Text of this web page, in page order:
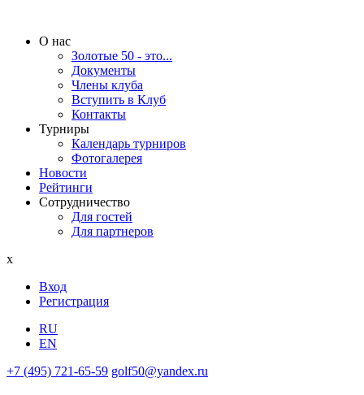
О нас
Золотые 50 - это...
Документы
Члены клуба
Вступить в Клуб
Контакты
Турниры
Календарь турниров
Фотогалерея
Новости
Рейтинги
Сотрудничество
Для гостей
Для партнеров
x
Вход
Регистрация
RU
EN
+7 (495) 721-65-59 golf50@yandex.ru